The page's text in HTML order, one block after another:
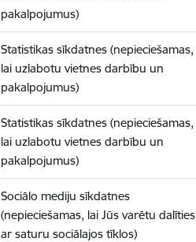
pakalpojumus)
Statistikas sīkdatnes (nepieciešamas,
lai uzlabotu vietnes darbību un
pakalpojumus)
Statistikas sīkdatnes (nepieciešamas,
lai uzlabotu vietnes darbību un
pakalpojumus)
Sociālo mediju sīkdatnes
(nepieciešamas, lai Jūs varētu dalīties
ar saturu sociālajos tīklos)